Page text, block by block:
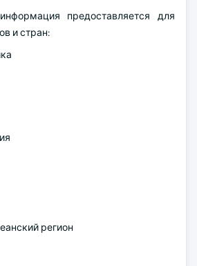
предоставляется для
и стран:
регион